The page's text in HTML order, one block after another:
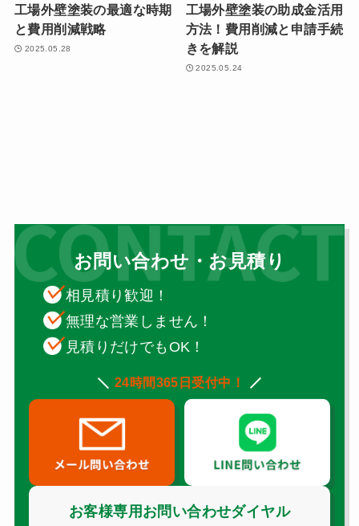
工場外壁塗装の最適な時期
と費用削減戦略
2025.05.28
工場外壁塗装の助成金活用
方法！費用削減と申請手続
きを解説
2025.05.24
お問い合わせ・お見積り
相見積り歓迎！
無理な営業しません！
見積りだけでもOK！
24時間365日受付中！
お客様専用お問い合わせダイヤル